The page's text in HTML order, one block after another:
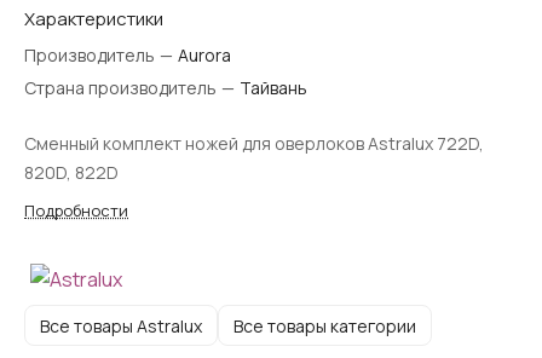
Характеристики
Производитель — Aurora
Страна производитель — Тайвань
Сменный комплект ножей для оверлоков Astralux 722D,
820D, 822D
Подробности
Все товары Astralux Все товары категории